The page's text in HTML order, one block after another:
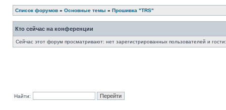
Список форумов » Основные темы » Прошивка "TRS"
Кто сейчас на конференции
Сейчас этот форум просматривают: нет зарегистрированных пользователей и
Найти: